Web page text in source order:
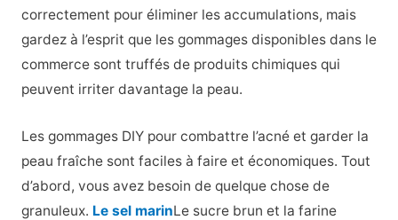
correctement pour éliminer les accumulations, mais
gardez à l’esprit que les gommages disponibles dans le
commerce sont truffés de produits chimiques qui
peuvent irriter davantage la peau.
Les gommages DIY pour combattre l’acné et garder la
peau fraîche sont faciles à faire et économiques. Tout
d’abord, vous avez besoin de quelque chose de
granuleux. Le sel marinLe sucre brun et la farine